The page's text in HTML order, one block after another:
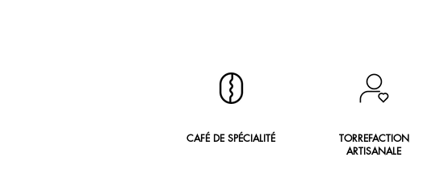
CAFÉ DE SPÉCIALITÉ
TORREFACTION
ARTISANALE